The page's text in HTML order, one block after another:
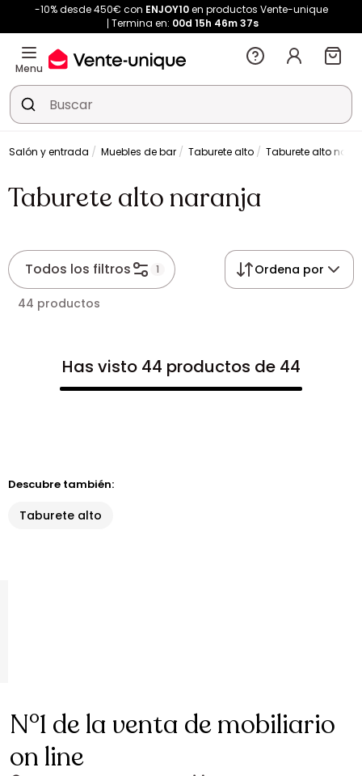
-10% desde 450€ con ENJOY10en productos Vente-unique
Termina en: 00d 15h 46m 37s
Menu
Salón y entrada Muebles de bar Taburete alto Taburete alto
Taburete alto naranja
Todos los filtros 1 Ordena por
44 productos
Has visto 44 productos de 44
Descubre también:
Taburete alto
N°1 de la venta de mobiliario
on line